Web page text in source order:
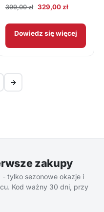
399,00zł Pierwotna
wynosiła:
399,00 zł.
329,00złAktualna
wynosi:
329,00 zł.
Dowiedz się więcej
→
zakupy
- tylko sezonowe okazje i
Kod ważny 30 dni, przy